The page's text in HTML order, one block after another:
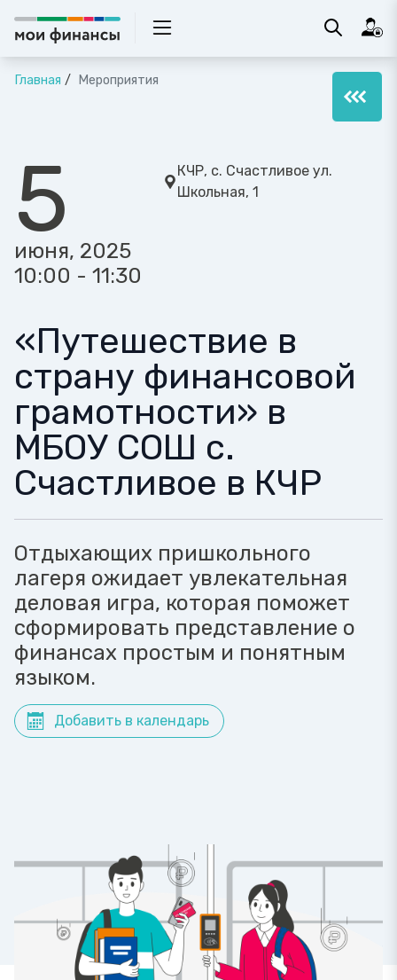
Главная Мероприятия
5
июня, 2025
10:00 - 11:30
КЧР, с. Счастливое ул.
Школьная, 1
«Путешествие в
страну финансовой
грамотности» в
МБОУ СОШ с.
Счастливое в КЧР
Отдыхающих пришкольного
лагеря ожидает увлекательная
деловая игра, которая поможет
сформировать представление о
финансах простым и понятным
языком.
Добавить в календарь